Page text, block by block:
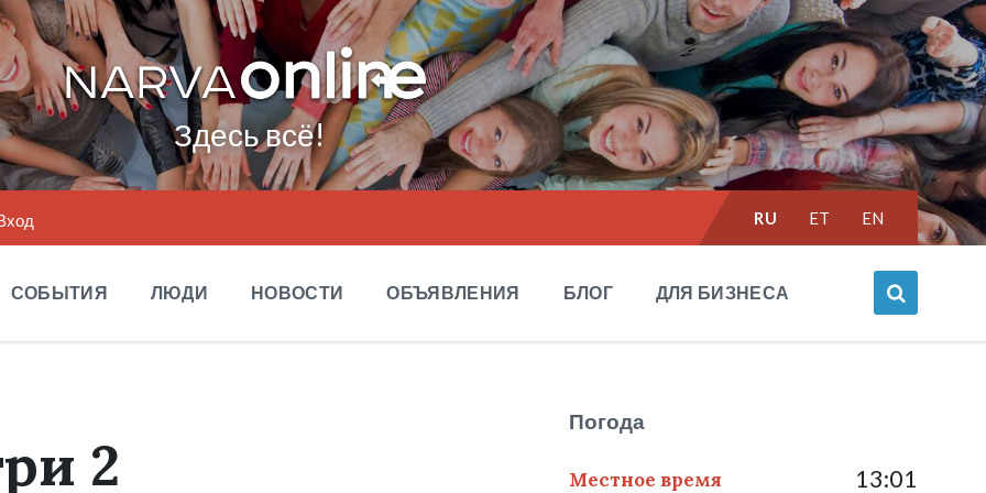
Здесь всё!
Выбрать
язык:RU ET EN
СОБЫТИЯ ЛЮДИ НОВОСТИ ОБЪЯВЛЕНИЯ БЛОГ ДЛЯ БИЗНЕСА
2
Погода
Местное время 13:01